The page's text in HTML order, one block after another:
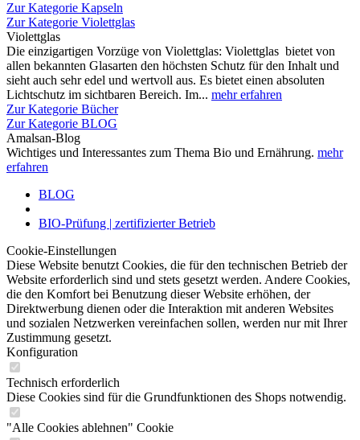
Zur Kategorie Kapseln
Zur Kategorie Violettglas
Violettglas
Die einzigartigen Vorzüge von Violettglas: Violettglas bietet von
allen bekannten Glasarten den höchsten Schutz für den Inhalt und
sieht auch sehr edel und wertvoll aus. Es bietet einen absoluten
Lichtschutz im sichtbaren Bereich. Im... mehr erfahren
Zur Kategorie Bücher
Zur Kategorie BLOG
Amalsan-Blog
Wichtiges und Interessantes zum Thema Bio und Ernährung. mehr
erfahren
BLOG
BIO-Prüfung | zertifizierter Betrieb
Cookie-Einstellungen
Diese Website benutzt Cookies, die für den technischen Betrieb der
Website erforderlich sind und stets gesetzt werden. Andere Cookies,
die den Komfort bei Benutzung dieser Website erhöhen, der
Direktwerbung dienen oder die Interaktion mit anderen Websites
und sozialen Netzwerken vereinfachen sollen, werden nur mit Ihrer
Zustimmung gesetzt.
Konfiguration
Technisch erforderlich
Diese Cookies sind für die Grundfunktionen des Shops notwendig.
"Alle Cookies ablehnen" Cookie